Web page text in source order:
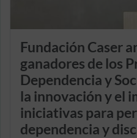
Fundación Caser
ganadores de los
Dependencia y
la innovación y el
iniciativas para
dependencia y